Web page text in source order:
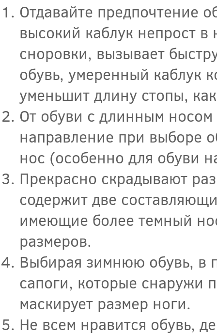
Отдавайте предпочтение
высокий каблук непрост
сноровки, вызывает
обувь, умеренный каблук
уменьшит длину стопы,
От обуви с длинным носом
направление при выборе
нос (особенно для обуви
Прекрасно скрадывают
содержит две
имеющие более темный
размеров.
Выбирая зимнюю обувь, в
сапоги, которые снаружи
маскирует размер ноги.
Не всем нравится обувь,